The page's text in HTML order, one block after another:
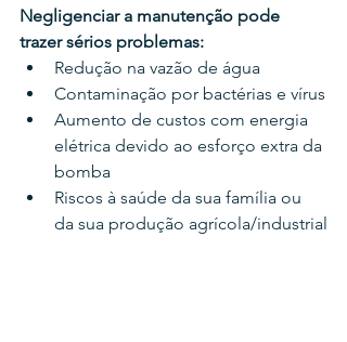
Negligenciar a manutenção pode
trazer sérios problemas:
Redução na vazão de água
Contaminação por bactérias e vírus
Aumento de custos com energia
elétrica devido ao esforço extra da
bomba
Riscos à saúde da sua família ou
da sua produção agrícola/industrial